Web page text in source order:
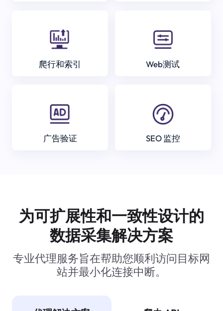
爬行和索引 Web测试
广告验证 SEO 监控
为可扩展性和一致性设计的
数据采集解决方案
专业代理服务旨在帮助您顺利访问目标网
站并最小化连接中断。